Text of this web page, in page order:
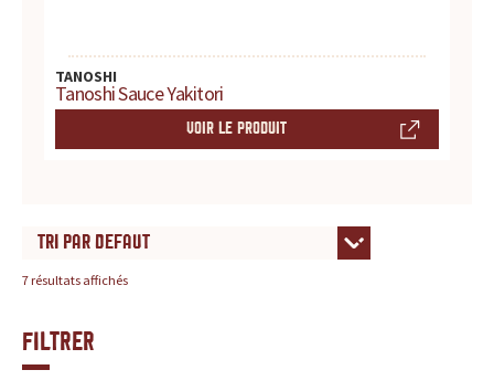
TANOSHI
Tanoshi Sauce Yakitori
VOIR LE PRODUIT
7 résultats affichés
Filtrer